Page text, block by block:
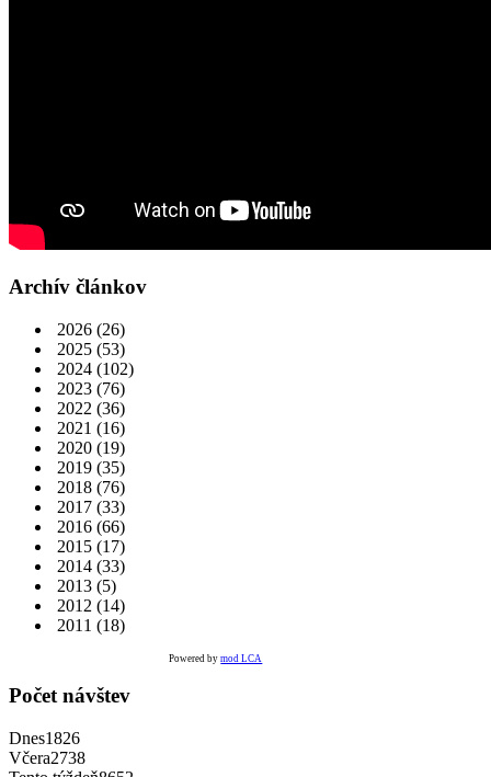
Archív článkov
2026 (26)
2025 (53)
2024 (102)
2023 (76)
2022 (36)
2021 (16)
2020 (19)
2019 (35)
2018 (76)
2017 (33)
2016 (66)
2015 (17)
2014 (33)
2013 (5)
2012 (14)
2011 (18)
Powered bymod LCA
Počet návštev
Dnes1826
Včera2738